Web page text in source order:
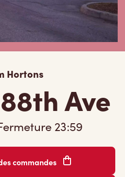
Hortons
Ave
23:59
commandes